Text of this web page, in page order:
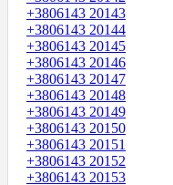
+3806143 20143
+3806143 20144
+3806143 20145
+3806143 20146
+3806143 20147
+3806143 20148
+3806143 20149
+3806143 20150
+3806143 20151
+3806143 20152
+3806143 20153